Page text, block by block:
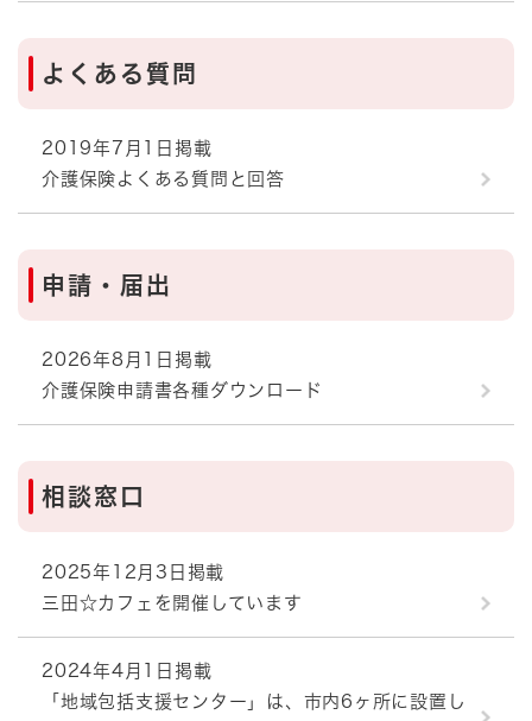
よくある質問
2019年7月1日掲載
介護保険よくある質問と回答
申請・届出
2026年8月1日掲載
介護保険申請書各種ダウンロード
相談窓口
2025年12月3日掲載
三田☆カフェを開催しています
2024年4月1日掲載
「地域包括支援センター」は、市内6ヶ所に設置し